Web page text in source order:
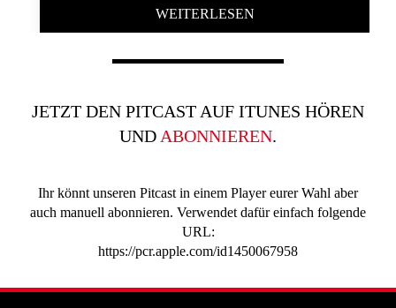
WEITERLESEN
JETZT DEN PITCAST AUF ITUNES HÖREN
UND ABONNIEREN.
Ihr könnt unseren Pitcast in einem Player eurer Wahl aber
auch manuell abonnieren. Verwendet dafür einfach folgende
URL:
https://pcr.apple.com/id1450067958